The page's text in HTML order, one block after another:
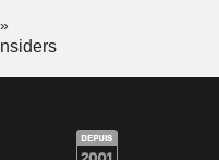
Insiders